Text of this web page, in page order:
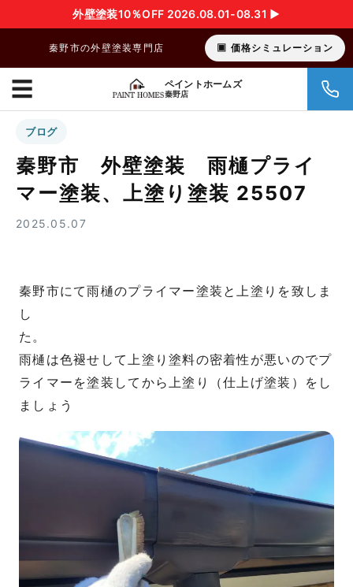
外壁塗装10％OFF 2026.08.01-08.31 ▶︎
秦野市の外壁塗装専門店 価格シミュレーション
ペイントホームズ
秦野店
☰
ブログ
秦野市 外壁塗装 雨樋プライ
マー塗装、上塗り塗装 25507
2025.05.07
秦野市にて雨樋のプライマー塗装と上塗りを致しま
し
た
雨樋は色褪せして上塗り塗料の密着性が悪いのでプ
ライマーを塗装してから上塗り（仕上げ塗装）をし
ましょう